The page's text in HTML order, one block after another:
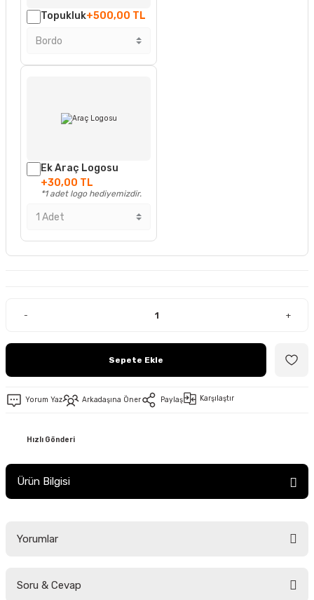
Topukluk+500,00 TL
Ek Araç Logosu
+30,00 TL
*1 adet logo hediyemizdir.
- +
Sepete Ekle
Yorum Yaz Arkadaşına Öner Paylaş Karşılaştır
Hızlı Gönderi
Ürün Bilgisi
Yorumlar
Soru & Cevap